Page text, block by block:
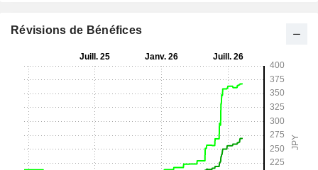
Révisions de Bénéfices